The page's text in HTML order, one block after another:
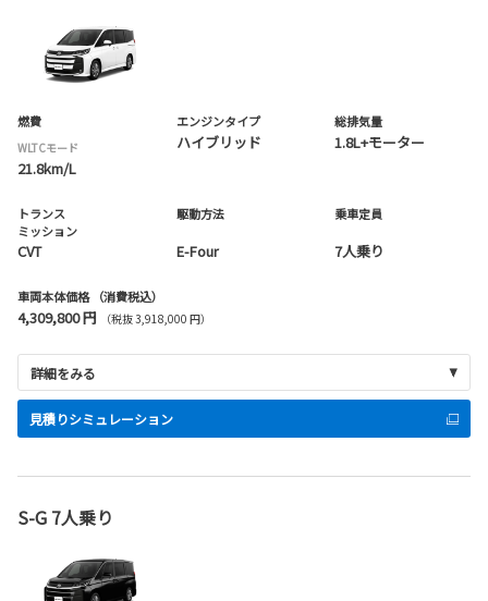
燃費
WLTCモード
21.8km/L
エンジンタイプ
ハイブリッド
総排気量
1.8L+モーター
トランス
ミッション
CVT
駆動方法
E-Four
乗車定員
7人乗り
車両本体価格 （消費税込）
4,309,800 円 （税抜 3,918,000 円）
詳細をみる
見積りシミュレーション
S-G 7人乗り